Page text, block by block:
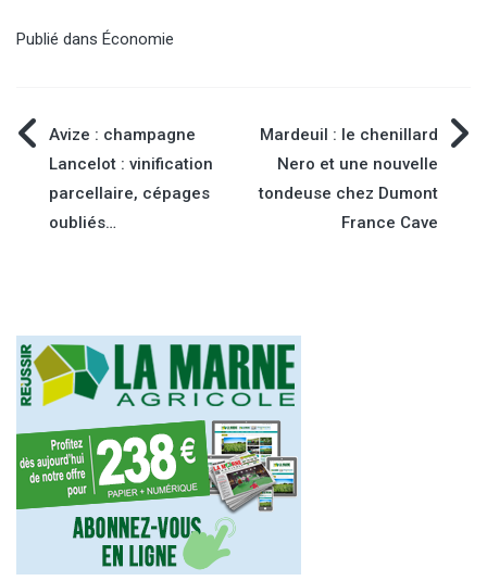
Publié dans Économie
Navigation
de
Avize : champagne
Lancelot : vinification
parcellaire, cépages
oubliés…
Mardeuil : le chenillard
Nero et une nouvelle
tondeuse chez Dumont
France Cave